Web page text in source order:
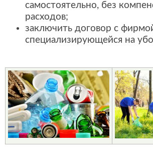
самостоятельно, без
расходов;
заключить договор с
специализирующейся на